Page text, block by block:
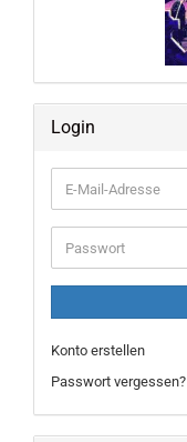
Login
E-
Mail-
Adresse
Passwort
Konto erstellen
Passwort vergessen?